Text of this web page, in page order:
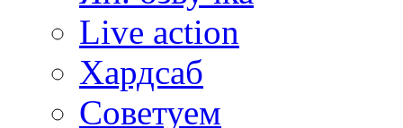
Live action
Хардсаб
Советуем